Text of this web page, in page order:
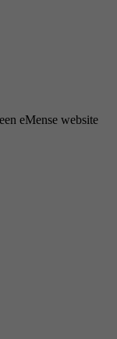
eMense website